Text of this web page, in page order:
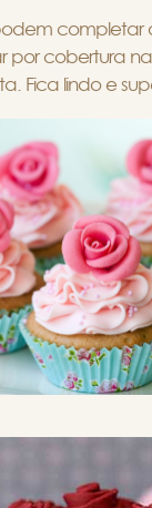
por cobertura
Fica lindo e